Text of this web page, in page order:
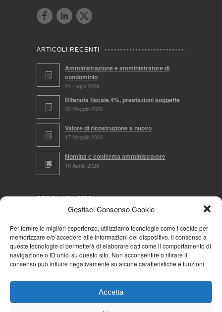
Gestisci Consenso Cookie
Per fornire le migliori esperienze, utilizziamo tecnologie come i cookie per
memorizzare e/o accedere alle informazioni del dispositivo. Il consenso a
queste tecnologie ci permetterà di elaborare dati come il comportamento di
navigazione o ID unici su questo sito. Non acconsentire o ritirare il
consenso può influire negativamente su alcune caratteristiche e funzioni.
Accetta
ARTICOLI RECENTI
Amministrazione e amministratore di
condominio
24 Luglio 2026
Ritenuta fiscale 4%, prestazioni soggette
30 Maggio 2026
Valore di ricostruzione a nuovo
17 Maggio 2026
Nomina e conferma amministratore
16 Aprile 2026
CERCA NEL SITO
NAVIGA PER
Mappa completa
Mappa categorie
Cookie Policy (UE)